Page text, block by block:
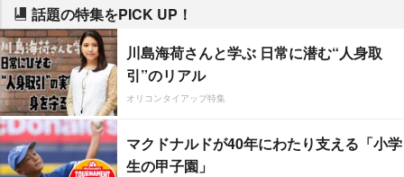
話題の特集をPICK UP！
川島海荷さんと学ぶ 日常に潜む“人身取
引”のリアル
オリコンタイアップ特集
マクドナルドが40年にわたり支える「小学
生の甲子園」